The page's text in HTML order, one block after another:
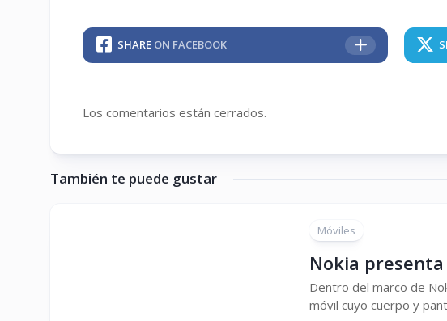
SHARE ON FACEBOOK
Los comentarios están cerrados.
También te puede gustar
Móviles
Nokia presenta
Dentro del marco de
móvil cuyo cuerpo y